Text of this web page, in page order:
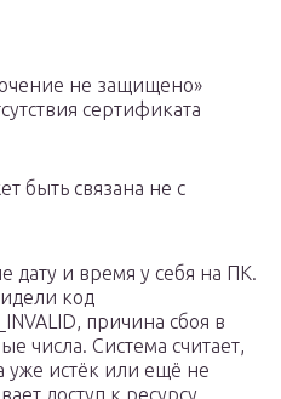
не защищено»
сертификата
быть связана не с
дату и время у себя на ПК.
код
причина сбоя в
числа. Система считает,
уже истёк или ещё не
доступ к ресурсу.